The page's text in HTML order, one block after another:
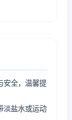
安全，温馨提
淡盐水或运动